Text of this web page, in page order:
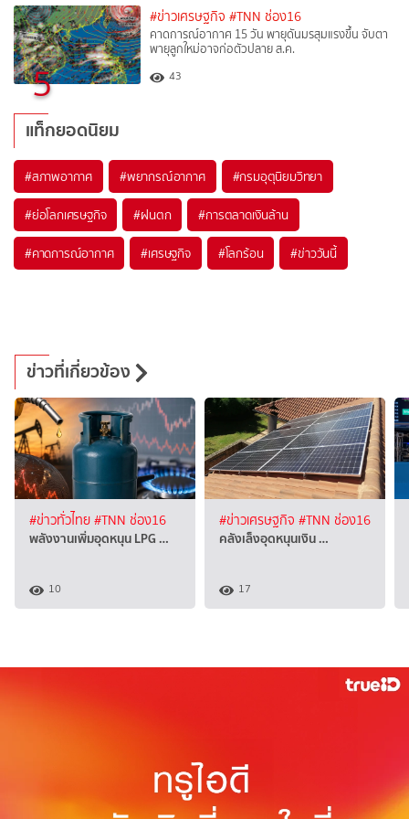
5
#ข่าวเศรษฐกิจ #TNN ช่อง16
คาดการณ์อากาศ 15 วัน พายุดันมรสุมแรงขึ้น จับตา
พายุลูกใหม่อาจก่อตัวปลาย ส.ค.
43
แท็กยอดนิยม
#สภาพอากาศ #พยากรณ์อากาศ #กรมอุตุนิยมวิทยา
#ย่อโลกเศรษฐกิจ #ฝนตก #การตลาดเงินล้าน
#คาดการณ์อากาศ #เศรษฐกิจ #โลกร้อน #ข่าววันนี้
ข่าวที่เกี่ยวข้อง
#ข่าวทั่วไทย#TNN ช่อง16
พลังงานเพิ่มอุดหนุน LPG …
10
#ข่าวเศรษฐกิจ #TNN ช่อง16
คลังเล็งอุดหนุนเงิน …
17